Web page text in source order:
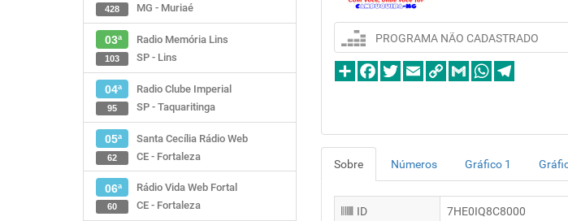
MG - Muriaé
428
03ª
Radio Memória Lins
SP - Lins
103
04ª
Radio Clube Imperial
SP - Taquaritinga
95
05ª
Santa Cecília Rádio Web
CE - Fortaleza
62
06ª
Rádio Vida Web Fortal
CE - Fortaleza
60
PROGRAMA NÃO CADASTRADO
Sobre Números Gráfico 1
ID 7HE0IQ8C8000